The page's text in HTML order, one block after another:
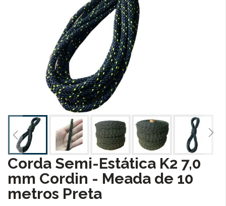
Saltar
para
o
início
da
Corda Semi-Estática K2 7,0
mm Cordin - Meada de 10
metros Preta